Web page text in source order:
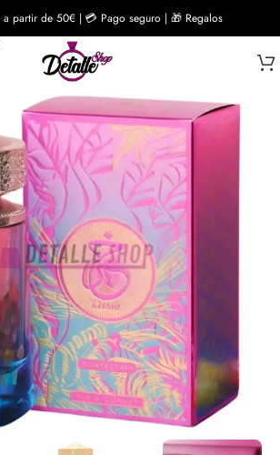
a partir de 50€ | 💳 Pago seguro | 🎁 Regalos